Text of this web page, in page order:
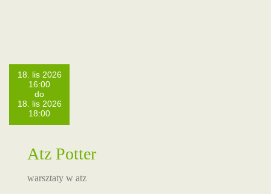
18. lis 2026
16:00
do
18. lis 2026
18:00
Atz Potter
warsztaty w atz